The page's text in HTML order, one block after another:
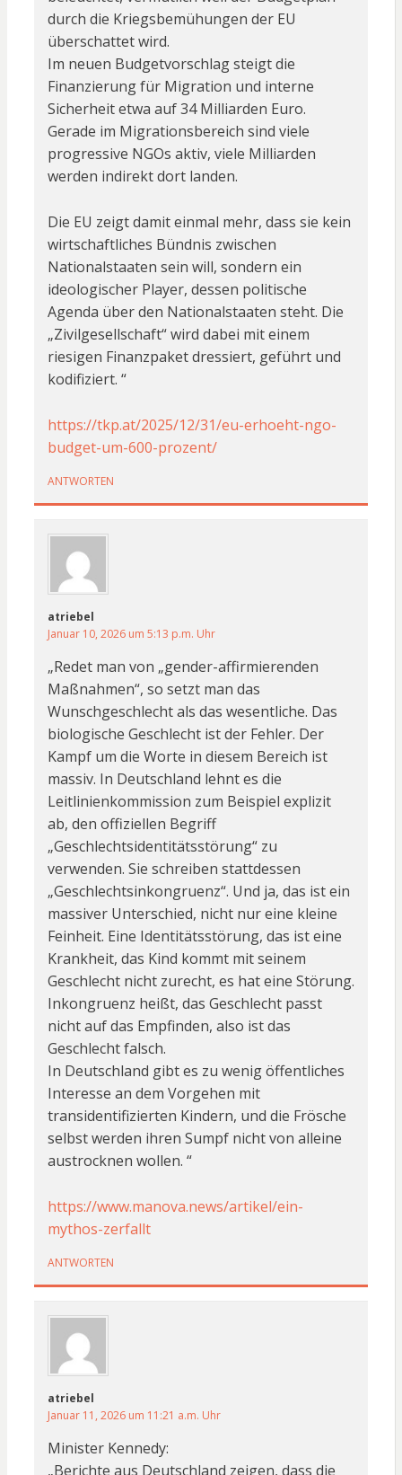
durch die Kriegsbemühungen der EU
überschattet wird.
Im neuen Budgetvorschlag steigt die
Finanzierung für Migration und interne
Sicherheit etwa auf 34 Milliarden Euro.
Gerade im Migrationsbereich sind viele
progressive NGOs aktiv, viele Milliarden
werden indirekt dort landen.
Die EU zeigt damit einmal mehr, dass sie kein
wirtschaftliches Bündnis zwischen
Nationalstaaten sein will, sondern ein
ideologischer Player, dessen politische
Agenda über den Nationalstaaten steht. Die
„Zivilgesellschaft“ wird dabei mit einem
riesigen Finanzpaket dressiert, geführt und
kodifiziert. “
https://tkp.at/2025/12/31/eu-erhoeht-ngo-
budget-um-600-prozent/
ANTWORTEN
atriebel
Januar 10, 2026 um 5:13 p.m. Uhr
„Redet man von „gender-affirmierenden
Maßnahmen“, so setzt man das
Wunschgeschlecht als das wesentliche. Das
biologische Geschlecht ist der Fehler. Der
Kampf um die Worte in diesem Bereich ist
massiv. In Deutschland lehnt es die
Leitlinienkommission zum Beispiel explizit
ab, den offiziellen Begriff
„Geschlechtsidentitätsstörung“ zu
verwenden. Sie schreiben stattdessen
„Geschlechtsinkongruenz“. Und ja, das ist ein
massiver Unterschied, nicht nur eine kleine
Feinheit. Eine Identitätsstörung, das ist eine
Krankheit, das Kind kommt mit seinem
Geschlecht nicht zurecht, es hat eine Störung.
Inkongruenz heißt, das Geschlecht passt
nicht auf das Empfinden, also ist das
Geschlecht falsch.
In Deutschland gibt es zu wenig öffentliches
Interesse an dem Vorgehen mit
transidentifizierten Kindern, und die Frösche
selbst werden ihren Sumpf nicht von alleine
austrocknen wollen. “
https://www.manova.news/artikel/ein-
mythos-zerfallt
ANTWORTEN
atriebel
Januar 11, 2026 um 11:21 a.m. Uhr
Minister Kennedy:
„Berichte aus Deutschland zeigen, dass die